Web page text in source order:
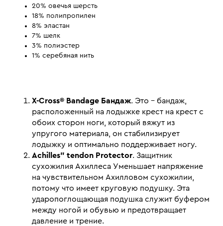
20% овечья шерсть
18% полипропилен
8% эластан
7% шелк
3% полиэстер
1% серебяная нить
X-Cross® Bandage Бандаж. Это - бандаж,
расположенный на лодыжке крест на крест с
обоих сторон ноги, который вяжут из
упругого материала, он стабилизирует
лодыжку и оптимально поддерживает ногу.
Achilles" tendon Protector. Защитник
сухожилия Ахиллеса Уменьшает напряжение
на чувствительном Ахилловом сухожилии,
потому что имеет круговую подушку. Эта
ударопоглощающая подушка служит буфером
между ногой и обувью и предотвращает
давление и трение.